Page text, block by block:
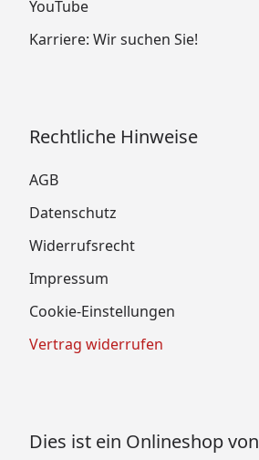
YouTube
Karriere: Wir suchen Sie!
Rechtliche Hinweise
AGB
Datenschutz
Widerrufsrecht
Impressum
Cookie-Einstellungen
Vertrag widerrufen
Dies ist ein Onlineshop von